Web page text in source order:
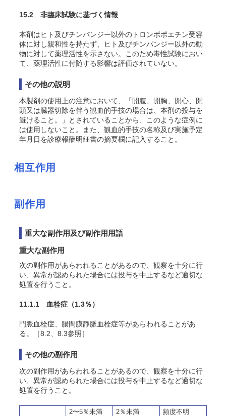
15.2 非臨床試験に基づく情報
本剤はヒト及びチンパンジー以外のトロンボポエチン受容
体に対し親和性を持たず、ヒト及びチンパンジー以外の動
物に対して薬理活性を示さない。このため毒性試験におい
て、薬理活性に付随する影響は評価されていない。
その他の説明
本製剤の使用上の注意において、「開腹、開胸、開心、開
頭又は臓器切除を伴う観血的手技の場合は、本剤の投与を
避けること。」とされていることから、このような症例に
は使用しないこと。また、観血的手技の名称及び実施予定
年月日を診療報酬明細書の摘要欄に記入すること。
相互作用
副作用
重大な副作用及び副作用用語
重大な副作用
次の副作用があらわれることがあるので、観察を十分に行
い、異常が認められた場合には投与を中止するなど適切な
処置を行うこと。
11.1.1 血栓症 （1.3％）
門脈血栓症、腸間膜静脈血栓症等があらわれることがあ
る。［8.2、8.3参照］
その他の副作用
次の副作用があらわれることがあるので、観察を十分に行
い、異常が認められた場合には投与を中止するなど適切な
処置を行うこと。
2〜5％未満 2％未満
頻度不明